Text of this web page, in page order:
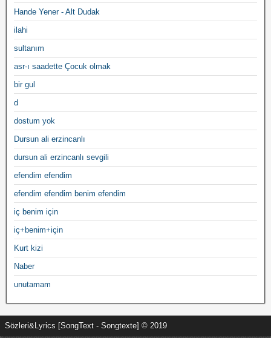
Hande Yener - Alt Dudak
ilahi
sultanım
asr-ı saadette Çocuk olmak
bir gul
d
dostum yok
Dursun ali erzincanlı
dursun ali erzincanlı sevgili
efendim efendim
efendim efendim benim efendim
iç benim için
iç+benim+için
Kurt kizi
Naber
unutamam
Sözleri&Lyrics [SongText - Songtexte] © 2019